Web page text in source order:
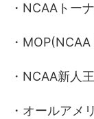
・NCAAトー
・
・NCAA新人王
・オールアメ